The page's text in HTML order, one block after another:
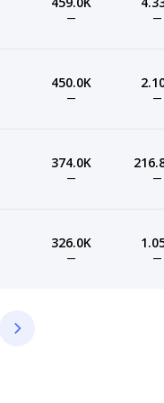
— —
450.0K
— —
374.0K
— —
326.0K
— —